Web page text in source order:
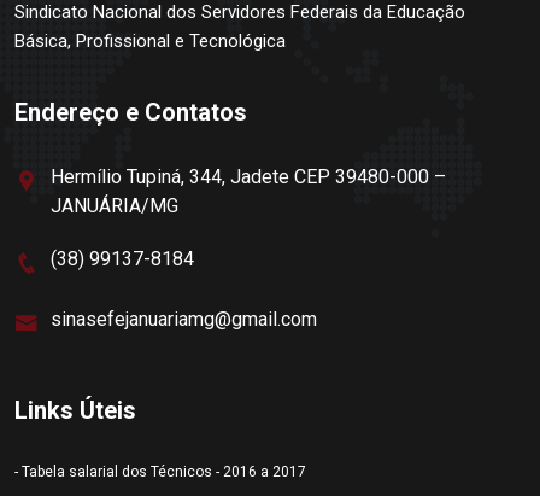
Sindicato Nacional dos Servidores Federais da Educação
Básica, Profissional e Tecnológica
Endereço e Contatos
Hermílio Tupiná, 344, Jadete CEP 39480-000 –
JANUÁRIA/MG
(38) 99137-8184
sinasefejanuariamg@gmail.com
Links Úteis
- Tabela salarial dos Técnicos - 2016 a 2017